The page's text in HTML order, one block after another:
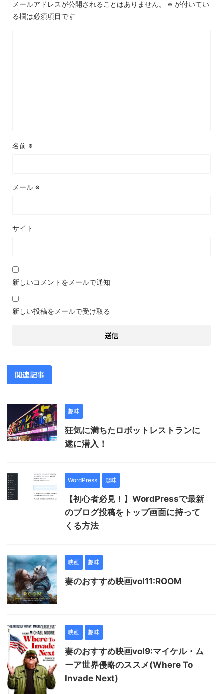
メールアドレスが公開されることはありません。 ※ が付いてい
る欄は必須項目です
名前 ※
メール ※
サイト
新しいコメントをメールで通知
新しい投稿をメールで受け取る
関連記事
趣味
狂気に満ちたロボットレストランに
遂に潜入！
WordPress 趣味
【初心者必見！】WordPressで最新
のブログ投稿をトップ画面に持って
くる方法
映画 趣味
妻のおすすめ映画vol11:ROOM
映画 趣味
妻のおすすめ映画vol9:マイケル・ム
ーア世界侵略のススメ(Where To
Invade Next)